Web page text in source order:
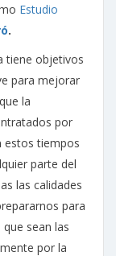
Estudio
.
tiene objetivos
para mejorar
la
por
estos tiempos
parte del
las calidades
para
sean las
por la